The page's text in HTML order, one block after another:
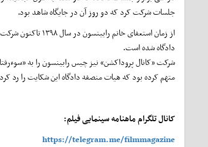
جلسات شرکت کرد که دو روز آن در جایگاه شاهد بود.
از زمان استعفای خانم
دادگاه شده است.
شرکت «کانال پروداکشن» نیز چیس رابینسون را به
متهم کرده بود که هیات منصفه دادگاه این شکایت را رد
کانال تلگرام ماهنامه سینمایی فیلم:
https://telegram.me/filmmagazine